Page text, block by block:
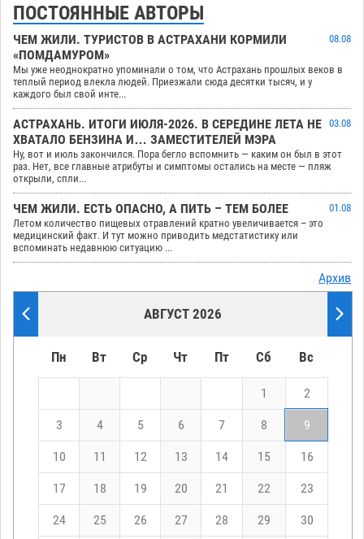
ПОСТОЯННЫЕ АВТОРЫ
ЧЕМ ЖИЛИ. ТУРИСТОВ В АСТРАХАНИ КОРМИЛИ
«ПОМДАМУРОМ»
08.08
Мы уже неоднократно упоминали о том, что Астрахань прошлых веков в
теплый период влекла людей. Приезжали сюда десятки тысяч, и у
каждого был свой инте...
АСТРАХАНЬ. ИТОГИ ИЮЛЯ-2026. В СЕРЕДИНЕ ЛЕТА НЕ
ХВАТАЛО БЕНЗИНА И… ЗАМЕСТИТЕЛЕЙ МЭРА
03.08
Ну, вот и июль закончился. Пора бегло вспомнить — каким он был в этот
раз. Нет, все главные атрибуты и симптомы остались на месте — пляж
открыли, спли...
ЧЕМ ЖИЛИ. ЕСТЬ ОПАСНО, А ПИТЬ – ТЕМ БОЛЕЕ
01.08
Летом количество пищевых отравлений кратно увеличивается – это
медицинский факт. И тут можно приводить медстатистику или
вспоминать недавнюю ситуацию ...
Архив
АВГУСТ 2026
Пн Вт Ср Чт Пт Сб Вс
1 2
3 4 5 6 7 8 9
10 11 12 13 14 15 16
17 18 19 20 21 22 23
24 25 26 27 28 29 30